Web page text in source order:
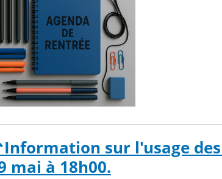
sur l'usage
mai à 18h00.